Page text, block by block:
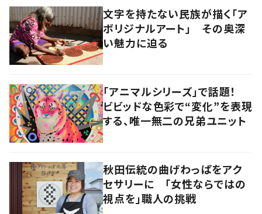
文字を持たない民族が描く「ア
ボリジナルアート」 その奥深
い魅力に迫る
「アニマルシリーズ」で話題！
ビビッドな色彩で“変化”を表現
する、唯一無二の兄弟ユニット
秋田伝統の曲げわっぱをアク
セサリーに 「女性ならではの
視点を」職人の挑戦